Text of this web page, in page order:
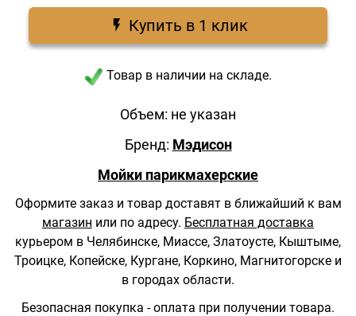
Купить в 1 клик
Товар в наличии на складе.
Объем: не указан
Бренд: Мэдисон
Мойки парикмахерские
Оформите заказ и товар доставят в ближайший к вам
магазин или по адресу. Бесплатная доставка
курьером в Челябинске, Миассе, Златоусте, Кыштыме,
Троицке, Копейске, Кургане, Коркино, Магнитогорске и
в городах области.
Безопасная покупка - оплата при получении товара.